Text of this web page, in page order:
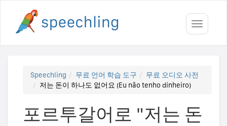
Toggle
Speechling 무료 언어 학습 도구
무료 오디오 사전
저는 돈이 하나도 없어요 (Eu não tenho dinheiro)
포르투갈어로 "저는 돈